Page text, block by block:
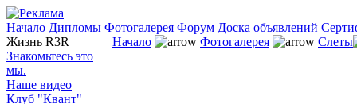
Начало Дипломы Фотогалерея Форум Доска объявлений
Жизнь R3R
Знакомьтесь это
мы.
Наше видео
Клуб "Квант"
Начало Фотогалерея Слеты